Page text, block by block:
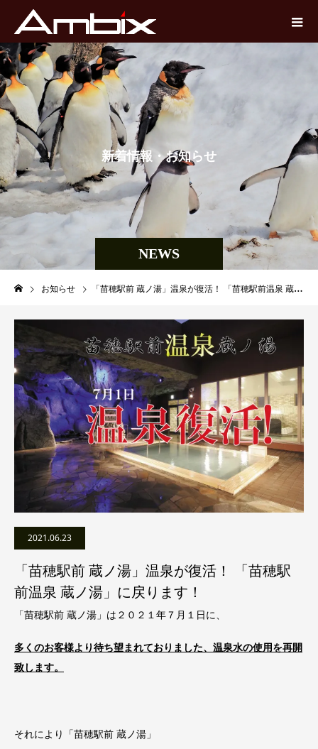
NEWS
新着情報 ・お知 らせ
お知らせ 「苗穂駅前 蔵ノ湯」温泉が復活！ 「苗穂駅前温泉 蔵ノ湯」に戻ります！
2021.06.23
「苗穂駅前 蔵ノ湯」温泉が復活！ 「苗穂駅
前温泉 蔵ノ湯」に戻ります！
「苗穂駅前 蔵ノ湯」は２０２１年７月１日に、
多くのお客様より待ち望まれておりました、温泉水の使用を再開
致します。
それにより「苗穂駅前 蔵ノ湯」